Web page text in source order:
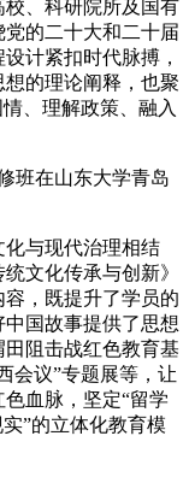
、科研院所及国有
的二十大和二十届
计紧扣时代脉搏，
的理论阐释，也聚
、理解政策、融入
班在山东大学青岛
与现代治理相结
文化传承与创新》
容，既提升了学员的
国故事提供了思想
阻击战红色教育基
会议”专题展等，让
血脉，坚定“留学
”的立体化教育模